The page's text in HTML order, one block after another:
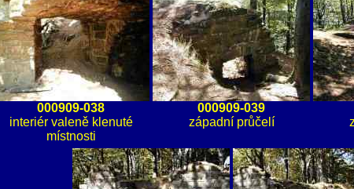
000909-038
interiér valeně klenuté
místnosti
000909-039
západní průčelí